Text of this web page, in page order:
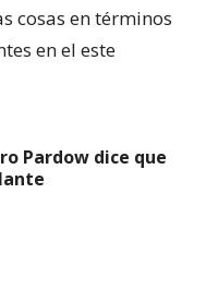
cosas en términos
en el este
Pardow dice que